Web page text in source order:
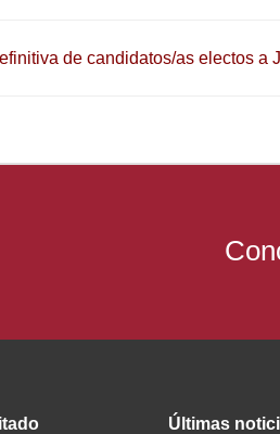
de candidatos/as electos a
Últimas